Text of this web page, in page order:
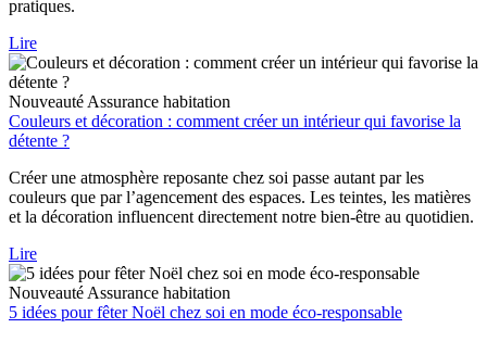
pratiques.
Lire
Nouveauté Assurance habitation
Couleurs et décoration : comment créer un intérieur qui favorise la
détente ?
Créer une atmosphère reposante chez soi passe autant par les
couleurs que par l’agencement des espaces. Les teintes, les matières
et la décoration influencent directement notre bien-être au quotidien.
Lire
Nouveauté Assurance habitation
5 idées pour fêter Noël chez soi en mode éco-responsable